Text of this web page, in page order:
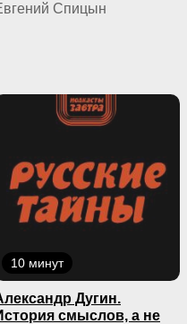
Спицын
10 минут
Дугин.
смыслов, а не